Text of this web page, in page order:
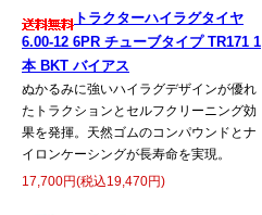
トラクターハイラグタイヤ
6.00-12 6PR チューブタイプ TR171 1
本 BKT バイアス
ぬかるみに強いハイラグデザインが優れ
たトラクションとセルフクリーニング効
果を発揮。天然ゴムのコンパウンドとナ
イロンケーシングが長寿命を実現。
17,700円(税込19,470円)